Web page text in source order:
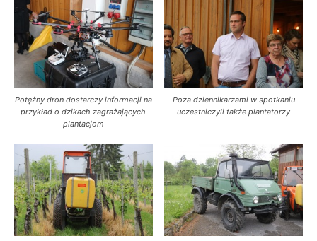
Potężny dron dostarczy informacji na
przykład o dzikach zagrażających
plantacjom
Poza dziennikarzami w spotkaniu
uczestniczyli także plantatorzy